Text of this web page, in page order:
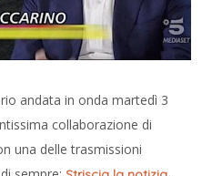
andata in onda martedì 3
collaborazione di
una delle trasmissioni